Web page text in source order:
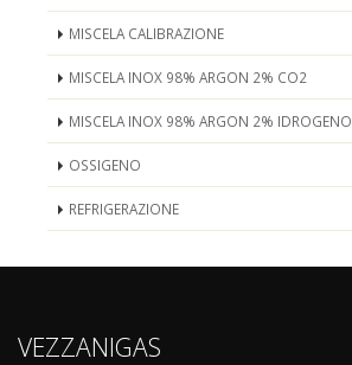
MISCELA CALIBRAZIONE
MISCELA INOX 98% ARGON 2% CO2
MISCELA INOX 98% ARGON 2% IDROGENO
OSSIGENO
REFRIGERAZIONE
VEZZANIGAS